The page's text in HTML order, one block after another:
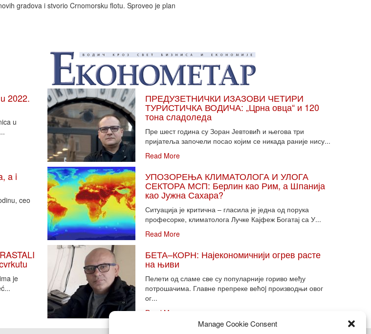
Manage Cookie Consent
gradova i stvorio Crnomorsku flotu. Sproveo je plan
2022.
u
a i
ceo
je
ПРЕДУЗЕТНИЧКИ ИЗАЗОВИ ЧЕТИРИ
ТУРИСТИЧКА ВОДИЧА: „Црна овца“ и 120
тона сладоледа
Пре шест година су Зоран Јевтовић и његова три
пријатеља започели посао којим се никада раније нису...
Read More
УПОЗОРЕЊА КЛИМАТОЛОГА И УЛОГА
СЕКТОРА МСП: Берлин као Рим, а Шпанија
као Јужна Сахара?
Ситуација је критична – гласила је једна од порука
професорке, климатолога Лучке Кајфеж Богатај са У...
Read More
БЕТА–КОРН: Најекономичнији огрев расте
на њиви
Пелети од сламе све су популарније гориво међу
потрошачима. Главне препреке већoj производњи овог
ог...
Read More